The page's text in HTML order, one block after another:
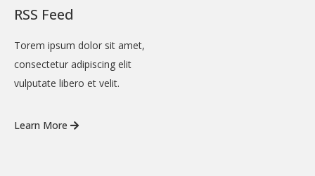
RSS Feed
Torem ipsum dolor sit amet,
consectetur adipiscing elit
vulputate libero et velit.
Learn More